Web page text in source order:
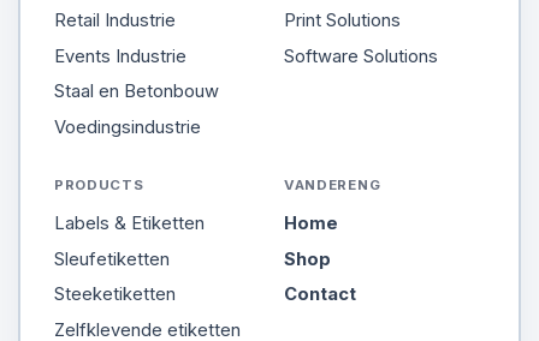
Retail Industrie
Events Industrie
Staal en Betonbouw
Voedingsindustrie
Print Solutions
Software Solutions
PRODUCTS
Labels & Etiketten
Sleufetiketten
Steeketiketten
Zelfklevende etiketten
VANDERENG
Home
Shop
Contact